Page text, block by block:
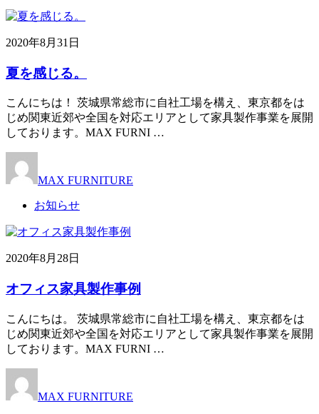
2020年8月31日
夏を感じる。
こんにちは！ 茨城県常総市に自社工場を構え、東京都をは
じめ関東近郊や全国を対応エリアとして家具製作事業を展開
しております。MAX FURNI …
MAX FURNITURE
お知らせ
2020年8月28日
オフィス家具製作事例
こんにちは。 茨城県常総市に自社工場を構え、東京都をは
じめ関東近郊や全国を対応エリアとして家具製作事業を展開
しております。MAX FURNI …
MAX FURNITURE